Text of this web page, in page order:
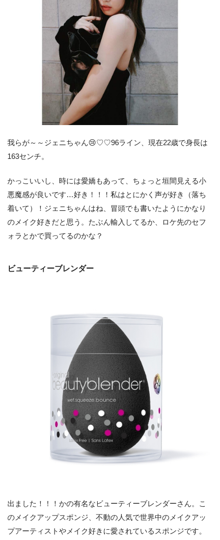
我らが～～ジェニちゃん😢♡♡96ライン、現在22歳で身長は
163センチ。
かっこいいし、時には愛嬌もあって、ちょっと垣間見える小
悪魔感が良いです…好き！！！私はとにかく声が好き（落ち
着いて）！ジェニちゃんはね、冒頭でも書いたようにかなり
のメイク好きだと思う。たぶん輸入してるか、ロケ先のセフ
ォラとかで買ってるのかな？
ビューティーブレンダー
出ました！！！かの有名なビューティーブレンダーさん。こ
のメイクアップスポンジ、不動の人気で世界中のメイクアッ
プアーティストやメイク好きに愛されているスポンジです。